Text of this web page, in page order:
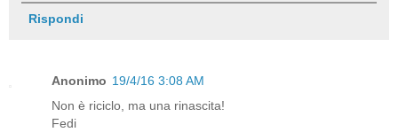
Rispondi
Anonimo 19/4/16 3:08 AM
Non è riciclo, ma una rinascita!
Fedi